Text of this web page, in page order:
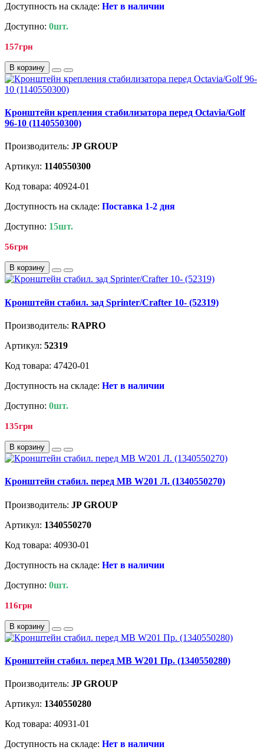
Доступность на складе: Нет в наличии
Доступно: 0шт.
157грн
В корзину
Кронштейн крепления стабилизатора перед Octavia/Golf
96-10 (1140550300)
Производитель: JP GROUP
Артикул: 1140550300
Код товара: 40924-01
Доступность на складе: Поставка 1-2 дня
Доступно: 15шт.
56грн
В корзину
Кронштейн стабил. зад Sprinter/Crafter 10- (52319)
Производитель: RAPRO
Артикул: 52319
Код товара: 47420-01
Доступность на складе: Нет в наличии
Доступно: 0шт.
135грн
В корзину
Кронштейн стабил. перед MB W201 Л. (1340550270)
Производитель: JP GROUP
Артикул: 1340550270
Код товара: 40930-01
Доступность на складе: Нет в наличии
Доступно: 0шт.
116грн
В корзину
Кронштейн стабил. перед MB W201 Пр. (1340550280)
Производитель: JP GROUP
Артикул: 1340550280
Код товара: 40931-01
Доступность на складе: Нет в наличии